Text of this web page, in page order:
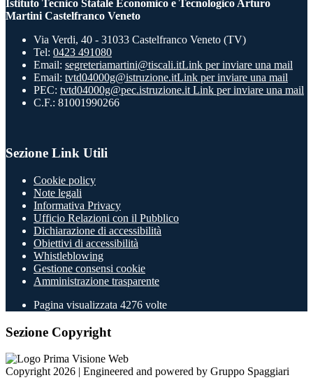
Istituto Tecnico Statale Economico e Tecnologico Arturo
Martini Castelfranco Veneto
Via Verdi, 40 - 31033 Castelfranco Veneto (TV)
Tel: 0423 491080
Email: segreteriamartini@tiscali.itLink per inviare una mail
Email: tvtd04000g@istruzione.itLink per inviare una mail
PEC: tvtd04000g@pec.istruzione.it Link per inviare una mail
C.F.: 81001990266
Sezione Link Utili
Cookie policy
Note legali
Informativa Privacy
Ufficio Relazioni con il Pubblico
Dichiarazione di accessibilità
Obiettivi di accessibilità
Whistleblowing
Gestione consensi cookie
Amministrazione trasparente
Pagina visualizzata 4276 volte
Sezione Copyright
Copyright 2026 | Engineered and powered by Gruppo Spaggiari